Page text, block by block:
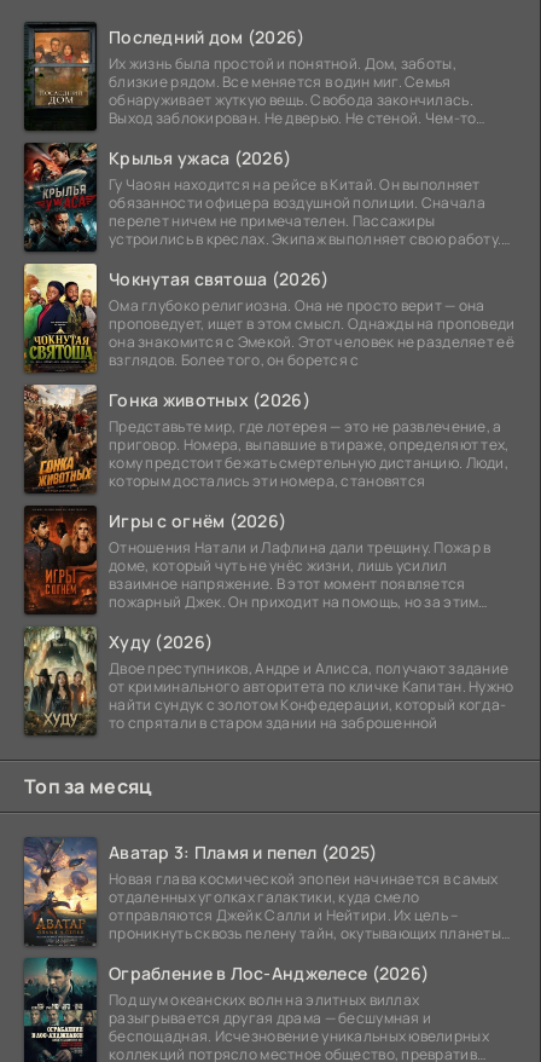
Последний дом (2026)
Их жизнь была простой и понятной. Дом, заботы,
близкие рядом. Все меняется в один миг. Семья
обнаруживает жуткую вещь. Свобода закончилась.
Выход заблокирован. Не дверью. Не стеной. Чем-то
Крылья ужаса (2026)
Гу Чаоян находится на рейсе в Китай. Он выполняет
обязанности офицера воздушной полиции. Сначала
перелет ничем не примечателен. Пассажиры
устроились в креслах. Экипаж выполняет свою работу.
Чокнутая святоша (2026)
Ома глубоко религиозна. Она не просто верит — она
проповедует, ищет в этом смысл. Однажды на проповеди
она знакомится с Эмекой. Этот человек не разделяет её
взглядов. Более того, он борется с
Гонка животных (2026)
Представьте мир, где лотерея — это не развлечение, а
приговор. Номера, выпавшие в тираже, определяют тех,
кому предстоит бежать смертельную дистанцию. Люди,
которым достались эти номера, становятся
Игры с огнём (2026)
Отношения Натали и Лафлина дали трещину. Пожар в
доме, который чуть не унёс жизни, лишь усилил
взаимное напряжение. В этот момент появляется
пожарный Джек. Он приходит на помощь, но за этим
Худу (2026)
Двое преступников, Андре и Алисса, получают задание
от криминального авторитета по кличке Капитан. Нужно
найти сундук с золотом Конфедерации, который когда-
то спрятали в старом здании на заброшенной
Топ за месяц
Аватар 3: Пламя и пепел (2025)
Новая глава космической эпопеи начинается в самых
отдаленных уголках галактики, куда смело
отправляются Джейк Салли и Нейтири. Их цель –
проникнуть сквозь пелену тайн, окутывающих планеты
Ограбление в Лос-Анджелесе (2026)
Под шум океанских волн на элитных виллах
разыгрывается другая драма — бесшумная и
беспощадная. Исчезновение уникальных ювелирных
коллекций потрясло местное общество, превратив